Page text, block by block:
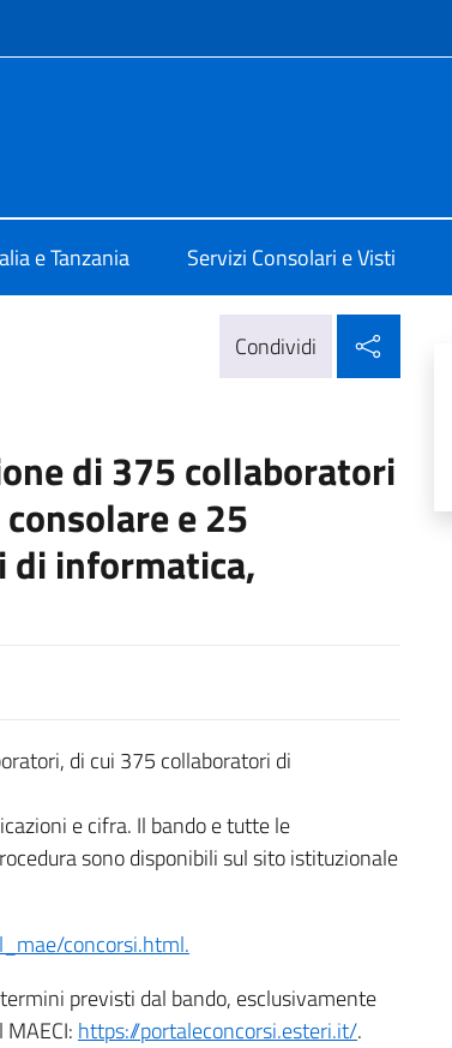
e Tanzania Servizi Consolari e Visti
Condividi
di 375 collaboratori
e 25
di informatica,
di cui 375 collaboratori di
e cifra. Il bando e tutte le
sono disponibili sul sito istituzionale
concorsi.html.
previsti dal bando, esclusivamente
https://portaleconcorsi.esteri.it/.